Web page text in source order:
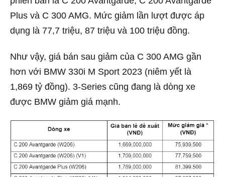
Plus và C 300 AMG. Mức giảm lần lượt được áp
dụng là 77,7 triệu, 87 triệu và 100 triệu đồng.
Như vậy, giá bán sau giảm của C 300 AMG gần
hơn với BMW 330i M Sport 2023 (niêm yết là
1,869 tỷ đồng). 3-Series cũng đang là dòng xe
được BMW giảm giá mạnh.